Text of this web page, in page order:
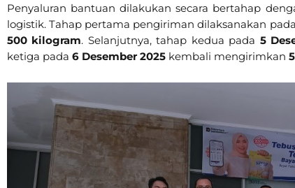
Penyaluran bantuan dilakukan secara bertahap
logistik. Tahap pertama pengiriman dilaksanakan pada
500 kilogram. Selanjutnya, tahap kedua pada 5
ketiga pada 6 Desember 2025 kembali mengirimkan